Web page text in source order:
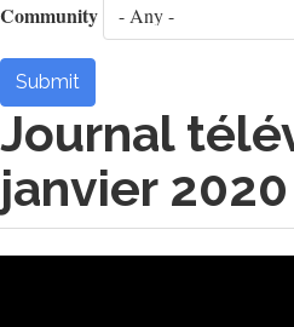
Community
Submit
Journal
janvier 2020